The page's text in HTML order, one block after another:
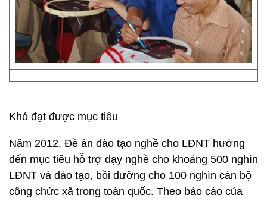
Khó đạt được mục tiêu
Năm 2012, Đề án đào tạo nghề cho LĐNT hướng
đến mục tiêu hỗ trợ dạy nghề cho khoảng 500 nghìn
LĐNT và đào tạo, bồi dưỡng cho 100 nghìn cán bộ
công chức xã trong toàn quốc. Theo báo cáo của